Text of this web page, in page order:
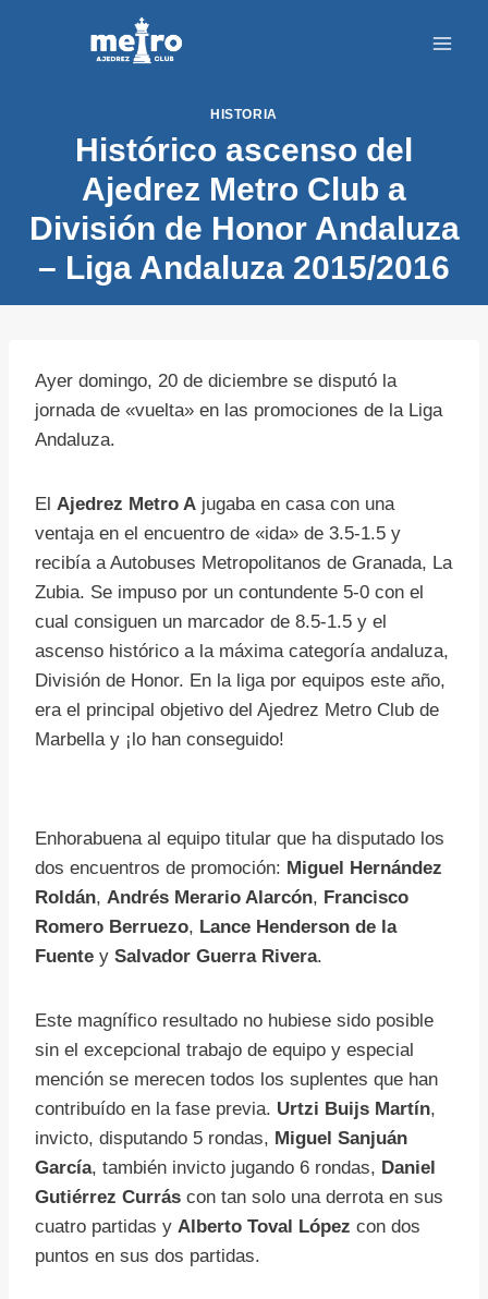
HISTORIA
Histórico ascenso del
Ajedrez Metro Club a
División de Honor Andaluza
– Liga Andaluza 2015/2016
Ayer domingo, 20 de diciembre se disputó la
jornada de «vuelta» en las promociones de la Liga
Andaluza.
El Ajedrez Metro A jugaba en casa con una
ventaja en el encuentro de «ida» de 3.5-1.5 y
recibía a Autobuses Metropolitanos de Granada, La
Zubia. Se impuso por un contundente 5-0 con el
cual consiguen un marcador de 8.5-1.5 y el
ascenso histórico a la máxima categoría andaluza,
División de Honor. En la liga por equipos este año,
era el principal objetivo del Ajedrez Metro Club de
Marbella y ¡lo han conseguido!
Enhorabuena al equipo titular que ha disputado los
dos encuentros de promoción: Miguel Hernández
Roldán, Andrés Merario Alarcón, Francisco
Romero Berruezo, Lance Henderson de la
Fuente y Salvador Guerra Rivera.
Este magnífico resultado no hubiese sido posible
sin el excepcional trabajo de equipo y especial
mención se merecen todos los suplentes que han
contribuído en la fase previa. Urtzi Buijs Martín,
invicto, disputando 5 rondas, Miguel Sanjuán
García, también invicto jugando 6 rondas, Daniel
Gutiérrez Currás con tan solo una derrota en sus
cuatro partidas y Alberto Toval López con dos
puntos en sus dos partidas.